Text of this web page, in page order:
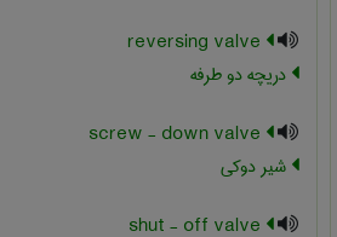
دریچه دو طرفه
شیر دوکی